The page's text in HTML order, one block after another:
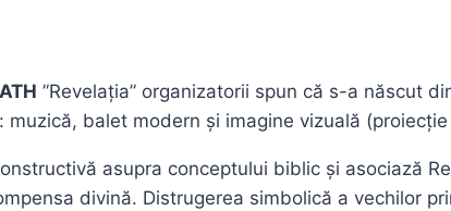
”Revelația” organizatorii spun că s-a născut
balet modern și imagine vizuală
asupra conceptului biblic și asociază
divină. Distrugerea simbolică a vechilor